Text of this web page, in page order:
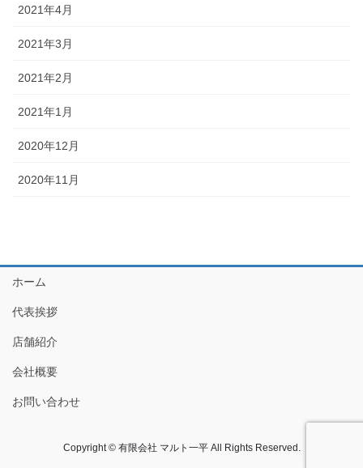
2021年4月
2021年3月
2021年2月
2021年1月
2020年12月
2020年11月
ホーム
代表挨拶
店舗紹介
会社概要
お問い合わせ
Copyright © 有限会社 マルト一平 All Rights Reserved.